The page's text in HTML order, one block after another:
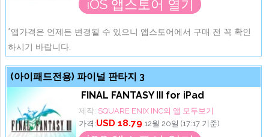
iOS 앱스토어 열기
*앱가격은 언제든 변경될 수 있으니 앱스토어에서 구매 전 꼭 확인
하시기 바랍니다.
(아이패드전용) 파이널 판타지 3
FINAL FANTASY III for iPad
제작: SQUARE ENIX INC의 앱 모두보기
가격:USD 18.79 12월 20일 (17:17 기준)